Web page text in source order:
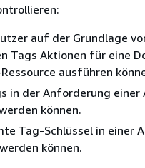
auf der Grundlage
Tags Aktionen für eine
ausführen
in der Anforderung einer
können.
Tag-Schlüssel in einer
können.